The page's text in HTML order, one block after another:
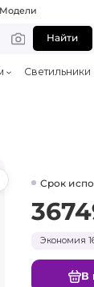
Найти
Срок
Экономия
В